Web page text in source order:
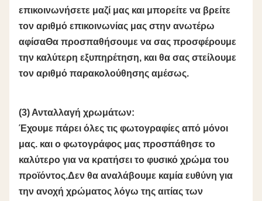
επικοινωνήσετε μαζί μας και μπορείτε να βρείτε
τον αριθμό επικοινωνίας μας στην ανωτέρω
αφίσαΘα προσπαθήσουμε να σας προσφέρουμε
την καλύτερη εξυπηρέτηση, και θα σας στείλουμε
τον αριθμό παρακολούθησης αμέσως.
(3) Ανταλλαγή χρωμάτων:
Έχουμε πάρει όλες τις φωτογραφίες από μόνοι
μας. και ο φωτογράφος μας προσπάθησε το
καλύτερο για να κρατήσει το φυσικό χρώμα του
προϊόντος.Δεν θα αναλάβουμε καμία ευθύνη για
την ανοχή χρώματος λόγω της αιτίας των